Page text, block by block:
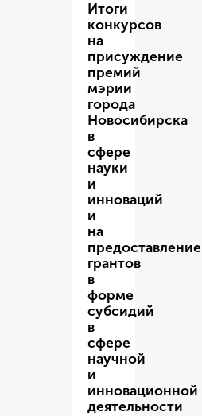
Итоги
конкурсов
на
присуждение
премий
мэрии
города
Новосибирска
в
сфере
науки
и
инноваций
и
на
предоставление
грантов
в
форме
субсидий
в
сфере
научной
и
инновационной
деятельности